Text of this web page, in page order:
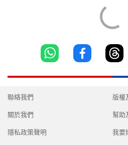
聯絡我們
關於我們
隱私政策聲明
版權
幫助
我要